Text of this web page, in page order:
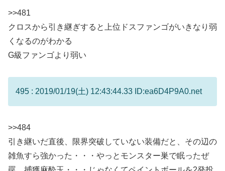
>>481
クロスから引き継ぎすると上位ドスファンゴがいきなり弱
くなるのがわかる
G級ファンゴより弱い
495 : 2019/01/19(土) 12:43:44.33 ID:ea6D4P9A0.net
>>484
引き継いだ直後、限界突破していない装備だと、その辺の
雑魚すら強かった・・・やっとモンスター巣で眠ったぜ